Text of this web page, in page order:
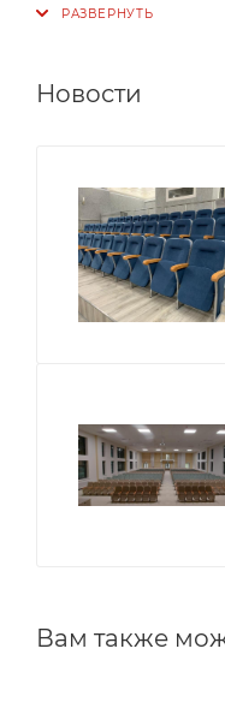
Новости
Вам также